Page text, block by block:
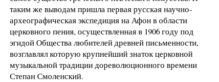
таким же выводам пришла первая русская научно-
археографическая экспедиция на Афон в области
церковного пения, осуществленная в 1906 году под
эгидой Общества любителей древней письменности,
возглавлял которую крупнейший знаток церковной
музыкальной традиции дореволюционного времени
Степан Смоленский.